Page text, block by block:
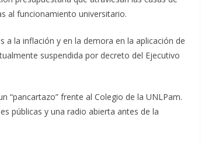
al funcionamiento universitario.
a la inflación y en la demora en la aplicación de
suspendida por decreto del Ejecutivo
“pancartazo” frente al Colegio de la UNLPam.
públicas y una radio abierta antes de la